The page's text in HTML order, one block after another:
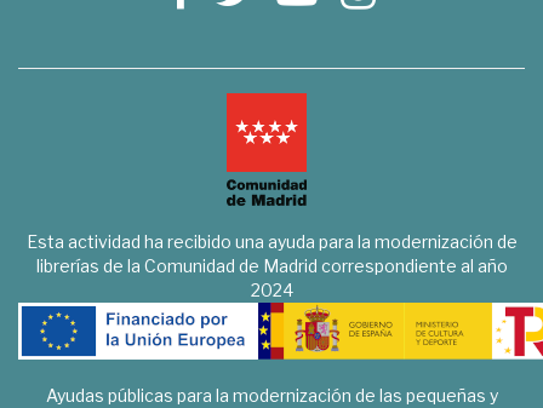
Esta actividad ha recibido una ayuda para la modernización de
librerías de la Comunidad de Madrid correspondiente al año
2024
Ayudas públicas para la modernización de las pequeñas y